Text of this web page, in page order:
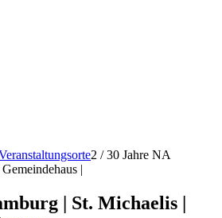
2 / 30 Jahre NA
|
| St. Michaelis |